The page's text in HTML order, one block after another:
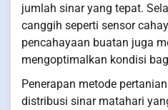
jumlah sinar yang tepat.
canggih seperti sensor
pencahayaan buatan juga
mengoptimalkan kondisi
Penerapan metode
distribusi sinar matahari